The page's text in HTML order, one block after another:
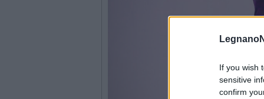
If you wish
sensitive
confirm